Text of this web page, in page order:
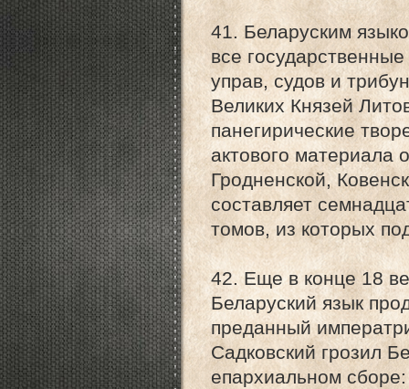
41. Беларуским
все
управ, судов и
Великих Князей
панегирические
актового материала
Гродненской,
составляет
томов, из которых
42. Еще в конце 18
Беларуский язык
преданный
Садковский грозил
епархиальном